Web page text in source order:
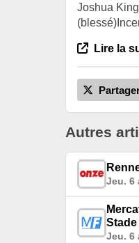
Joshua
Lire la
Autres
Jeu. 6
Jeu. 6